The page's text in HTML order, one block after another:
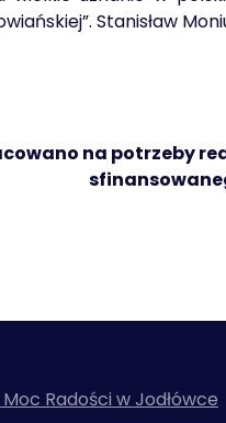
Stanisław
na potrzeby
Radości w Jodłówce